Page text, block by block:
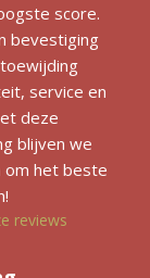
score.
bevestiging
service en
deze
blijven we
om het beste
reviews